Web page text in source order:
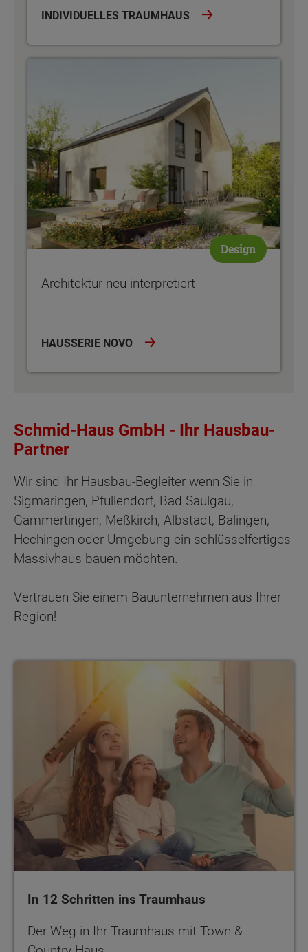
INDIVIDUELLES TRAUMHAUS
Design
Architektur neu interpretiert
HAUSSERIE NOVO
Schmid-Haus GmbH - Ihr Hausbau-
Partner
Wir sind Ihr Hausbau-Begleiter wenn Sie in
Sigmaringen, Pfullendorf, Bad Saulgau,
Gammertingen, Meßkirch, Albstadt, Balingen,
Hechingen oder Umgebung ein schlüsselfertiges
Massivhaus bauen möchten.
Vertrauen Sie einem Bauunternehmen aus Ihrer
Region!
In 12 Schritten ins Traumhaus
Der Weg in Ihr Traumhaus mit Town &